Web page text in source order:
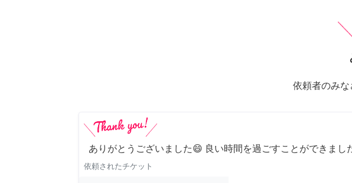
依頼者のみ
ありがとうございました😄 良い時間を過ごすことができまし
依頼されたチケット